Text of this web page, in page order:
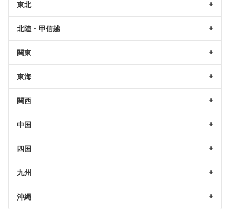
東北
北陸・甲信越
関東
東海
関西
中国
四国
九州
沖縄